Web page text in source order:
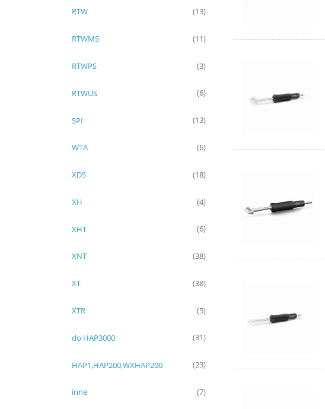
RTW (13)
RTWMS (11)
RTWPS (3)
RTWUS (6)
SPI (13)
WTA (6)
XDS (18)
XH (4)
XHT (6)
XNT (38)
XT (38)
XTR (5)
do HAP3000 (31)
HAP1,HAP200,WXHAP200 (23)
inne (7)